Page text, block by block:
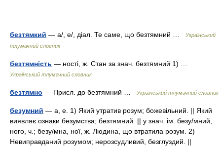
безтямкий — а/, е/, діал. Те саме, що безтямний …
Український
тлумачний словник
безтямність — ності, ж. Стан за знач. безтямний 1) …
Український тлумачний словник
безтямно — Присл. до безтямний … Український тлумачний словник
безумний — а, е. 1) Який утратив розум; божевільний. || Який
виявляє ознаки безумства; безтямний. || у знач. ім. безу/мний,
ного, ч.; безу/мна, ної, ж. Людина, що втратила розум. 2)
Невиправданий розумом; нерозсудливий, безглуздий. ||